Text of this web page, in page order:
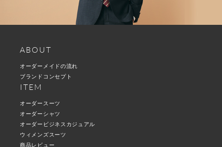
ABOUT
オーダーメイドの流れ
ブランドコンセプト
ITEM
オーダースーツ
オーダーシャツ
オーダービジネスカジュアル
ウィメンズスーツ
商品レビュー